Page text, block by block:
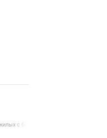
с болезнью Паркинсона